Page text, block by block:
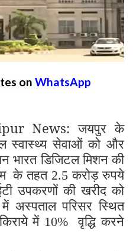
on WhatsApp
News: जयपुर के
स्वास्थ्य सेवाओं को और
भारत डिजिटल मिशन की
के तहत 2.5करोड़ रुपये
उपकरणों की खरीद को
अस्पताल परिसर स्थित
में 10%
वृद्धि करने